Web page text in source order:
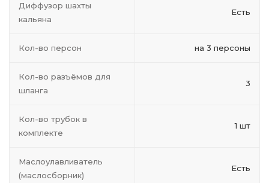
Диффузор шахты
кальяна
Есть
Кол-во персон на 3 персоны
Кол-во разъёмов для
шланга
3
Кол-во трубок в
комплекте
1 шт
Маслоулавливатель
(маслосборник)
Есть